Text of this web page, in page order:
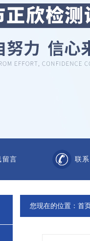
留言 联
您现在的位置： 首